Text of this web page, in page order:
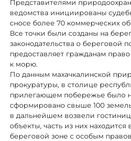
Представителями
ведомства инициированы
сносе более 70 коммерческих
Все точки были созданы на
законодательства о береговой
предоставляет гражданам
к морю.
По данным махачкалинской
прокуратуры, в столице
прилегающем побережье было
сформировано свыше 100
в дальнейшем возвели
объекты, часть из них находится
береговой зоне с особым